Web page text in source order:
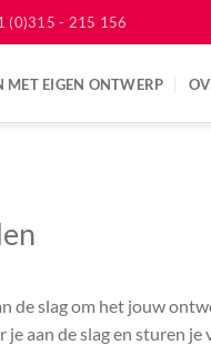
(0)315 - 215 156
MET EIGEN ONTWERP
de slag om het jouw
aan de slag en sturen je